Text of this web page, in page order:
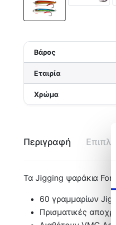
Βάρος
Εταιρία
Χρώμα
Περιγραφή
Τα Jigging ψαράκια
60 γραμμαρίων Jig
Πρισματικές